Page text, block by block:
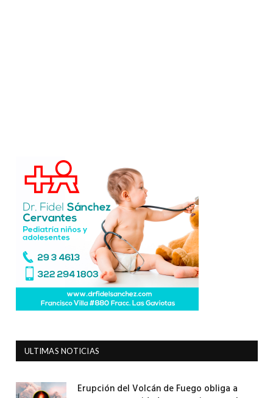
ULTIMAS NOTICIAS
Erupción del Volcán de Fuego obliga a